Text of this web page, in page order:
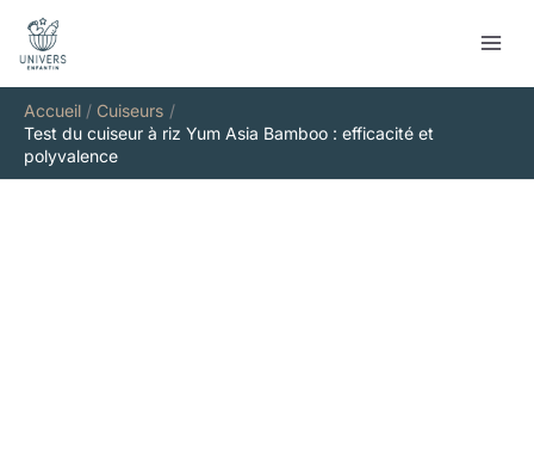
contenu
Accueil
Cuiseurs
Test du cuiseur à riz Yum Asia Bamboo : efficacité et
polyvalence
Rechercher